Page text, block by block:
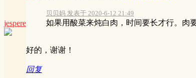
jespere
贝贝妈 发表于 2020-6-12 21:49
如果用酸菜来炖白肉，时间要长才行。肉
好的，谢谢！
回复